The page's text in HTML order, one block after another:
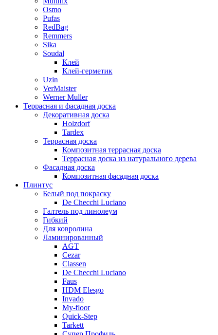
Osmo
Pufas
RedBag
Remmers
Sika
Soudal
Клей
Клей-герметик
Uzin
VerMaister
Werner Muller
Террасная и фасадная доска
Декоративная доска
Holzdorf
Tardex
Террасная доска
Композитная террасная доска
Террасная доска из натурального дерева
Фасадная доска
Композитная фасадная доска
Плинтус
Белый под покраску
De Checchi Luciano
Галтель под линолеум
Гибкий
Для ковролина
Ламинированный
AGT
Cezar
Classen
De Checchi Luciano
Faus
HDM Elesgo
Invado
My-floor
Quick-Step
Tarkett